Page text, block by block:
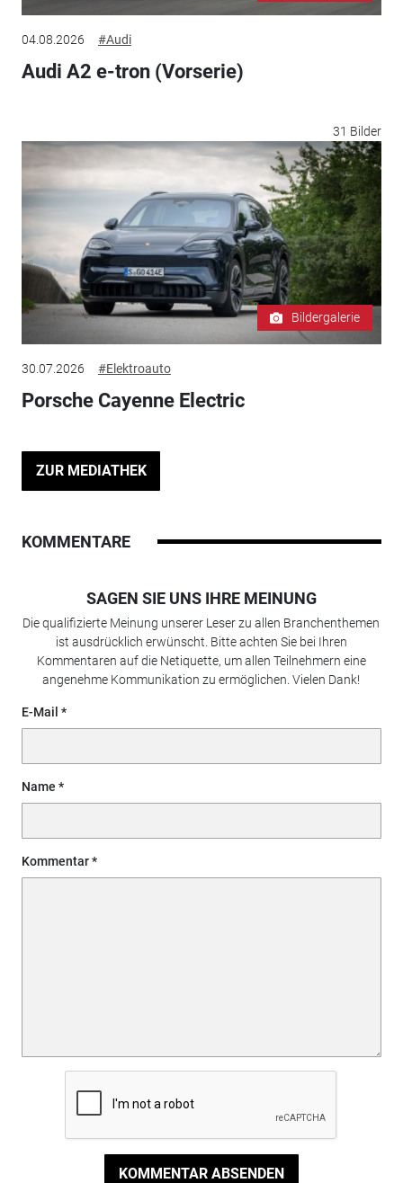
04.08.2026 #Audi
Audi A2 e-tron (Vorserie)
31 Bilder
Bildergalerie
30.07.2026 #Elektroauto
Porsche Cayenne Electric
ZUR MEDIATHEK
KOMMENTARE
SAGEN SIE UNS IHRE MEINUNG
Die qualifizierte Meinung unserer Leser zu allen Branchenthemen
ist ausdrücklich erwünscht. Bitte achten Sie bei Ihren
Kommentaren auf die Netiquette, um allen Teilnehmern eine
angenehme Kommunikation zu ermöglichen. Vielen Dank!
E-Mail
Name
Kommentar
KOMMENTAR ABSENDEN